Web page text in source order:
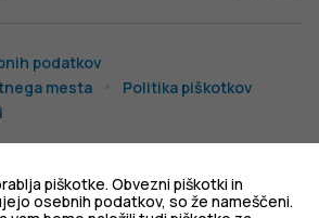
podatkov
mesta
Politika piškotkov
piškotke. Obvezni piškotki in
osebnih podatkov, so že nameščeni.